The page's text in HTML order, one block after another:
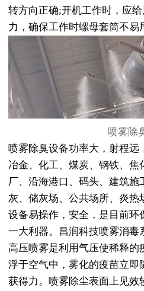
转方向正确;开机工作时，应
力，确保工作时螺母套筒不易
喷雾除
喷雾除臭设备功率大，射程远
冶金、化工、煤炭、钢铁、焦
厂、沿海港口、码头、建筑施
灰、储灰场、公共场所、炎热
设备易操作，安全，是目前环
一大利器。昌润科技喷雾消毒
高压喷雾是利用气压使稀释的
浮于空气中，雾化的疫苗立即
获得力。喷雾除尘表面上见效